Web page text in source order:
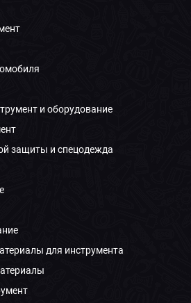
и оборудование
защиты и спецодежда
для инструмента